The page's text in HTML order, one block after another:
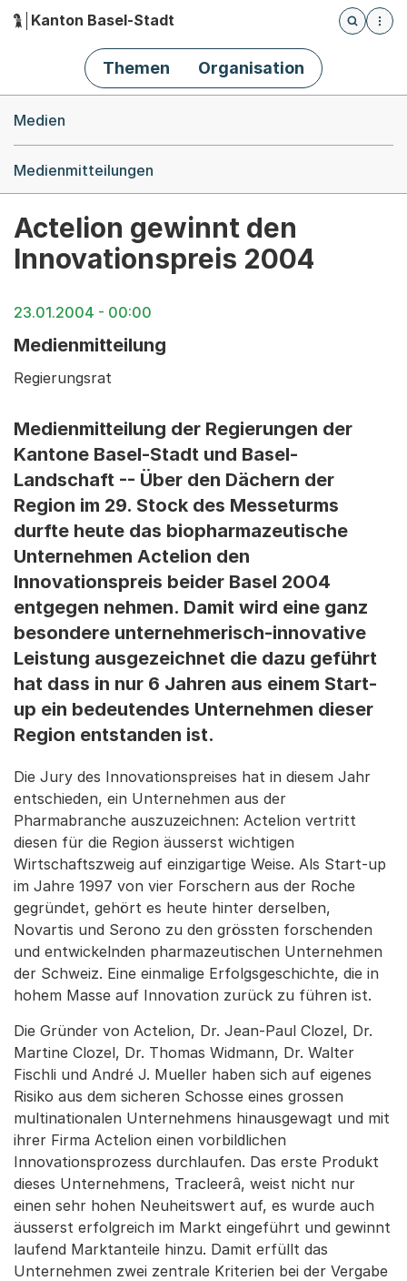
Hauptnavigation
Kanton Basel-Stadt
Öffnet
Themen Organisation
Medien
Medienmitteilungen
Actelion gewinnt den
Innovationspreis 2004
23.01.2004 - 00:00
Medienmitteilung
Regierungsrat
Medienmitteilung der Regierungen der
Kantone Basel-Stadt und Basel-
Landschaft -- Über den Dächern der
Region im 29. Stock des Messeturms
durfte heute das biopharmazeutische
Unternehmen Actelion den
Innovationspreis beider Basel 2004
entgegen nehmen. Damit wird eine ganz
besondere unternehmerisch-innovative
Leistung ausgezeichnet die dazu geführt
hat dass in nur 6 Jahren aus einem Start-
up ein bedeutendes Unternehmen dieser
Region entstanden ist.
Die Jury des Innovationspreises hat in diesem Jahr
entschieden, ein Unternehmen aus der
Pharmabranche auszuzeichnen: Actelion vertritt
diesen für die Region äusserst wichtigen
Wirtschaftszweig auf einzigartige Weise. Als Start-up
im Jahre 1997 von vier Forschern aus der Roche
gegründet, gehört es heute hinter derselben,
Novartis und Serono zu den grössten forschenden
und entwickelnden pharmazeutischen Unternehmen
der Schweiz. Eine einmalige Erfolgsgeschichte, die in
hohem Masse auf Innovation zurück zu führen ist.
Die Gründer von Actelion, Dr. Jean-Paul Clozel, Dr.
Martine Clozel, Dr. Thomas Widmann, Dr. Walter
Fischli und André J. Mueller haben sich auf eigenes
Risiko aus dem sicheren Schosse eines grossen
multinationalen Unternehmens hinausgewagt und mit
ihrer Firma Actelion einen vorbildlichen
Innovationsprozess durchlaufen. Das erste Produkt
dieses Unternehmens, Tracleerâ, weist nicht nur
einen sehr hohen Neuheitswert auf, es wurde auch
äusserst erfolgreich im Markt eingeführt und gewinnt
laufend Marktanteile hinzu. Damit erfüllt das
Unternehmen zwei zentrale Kriterien bei der Vergabe